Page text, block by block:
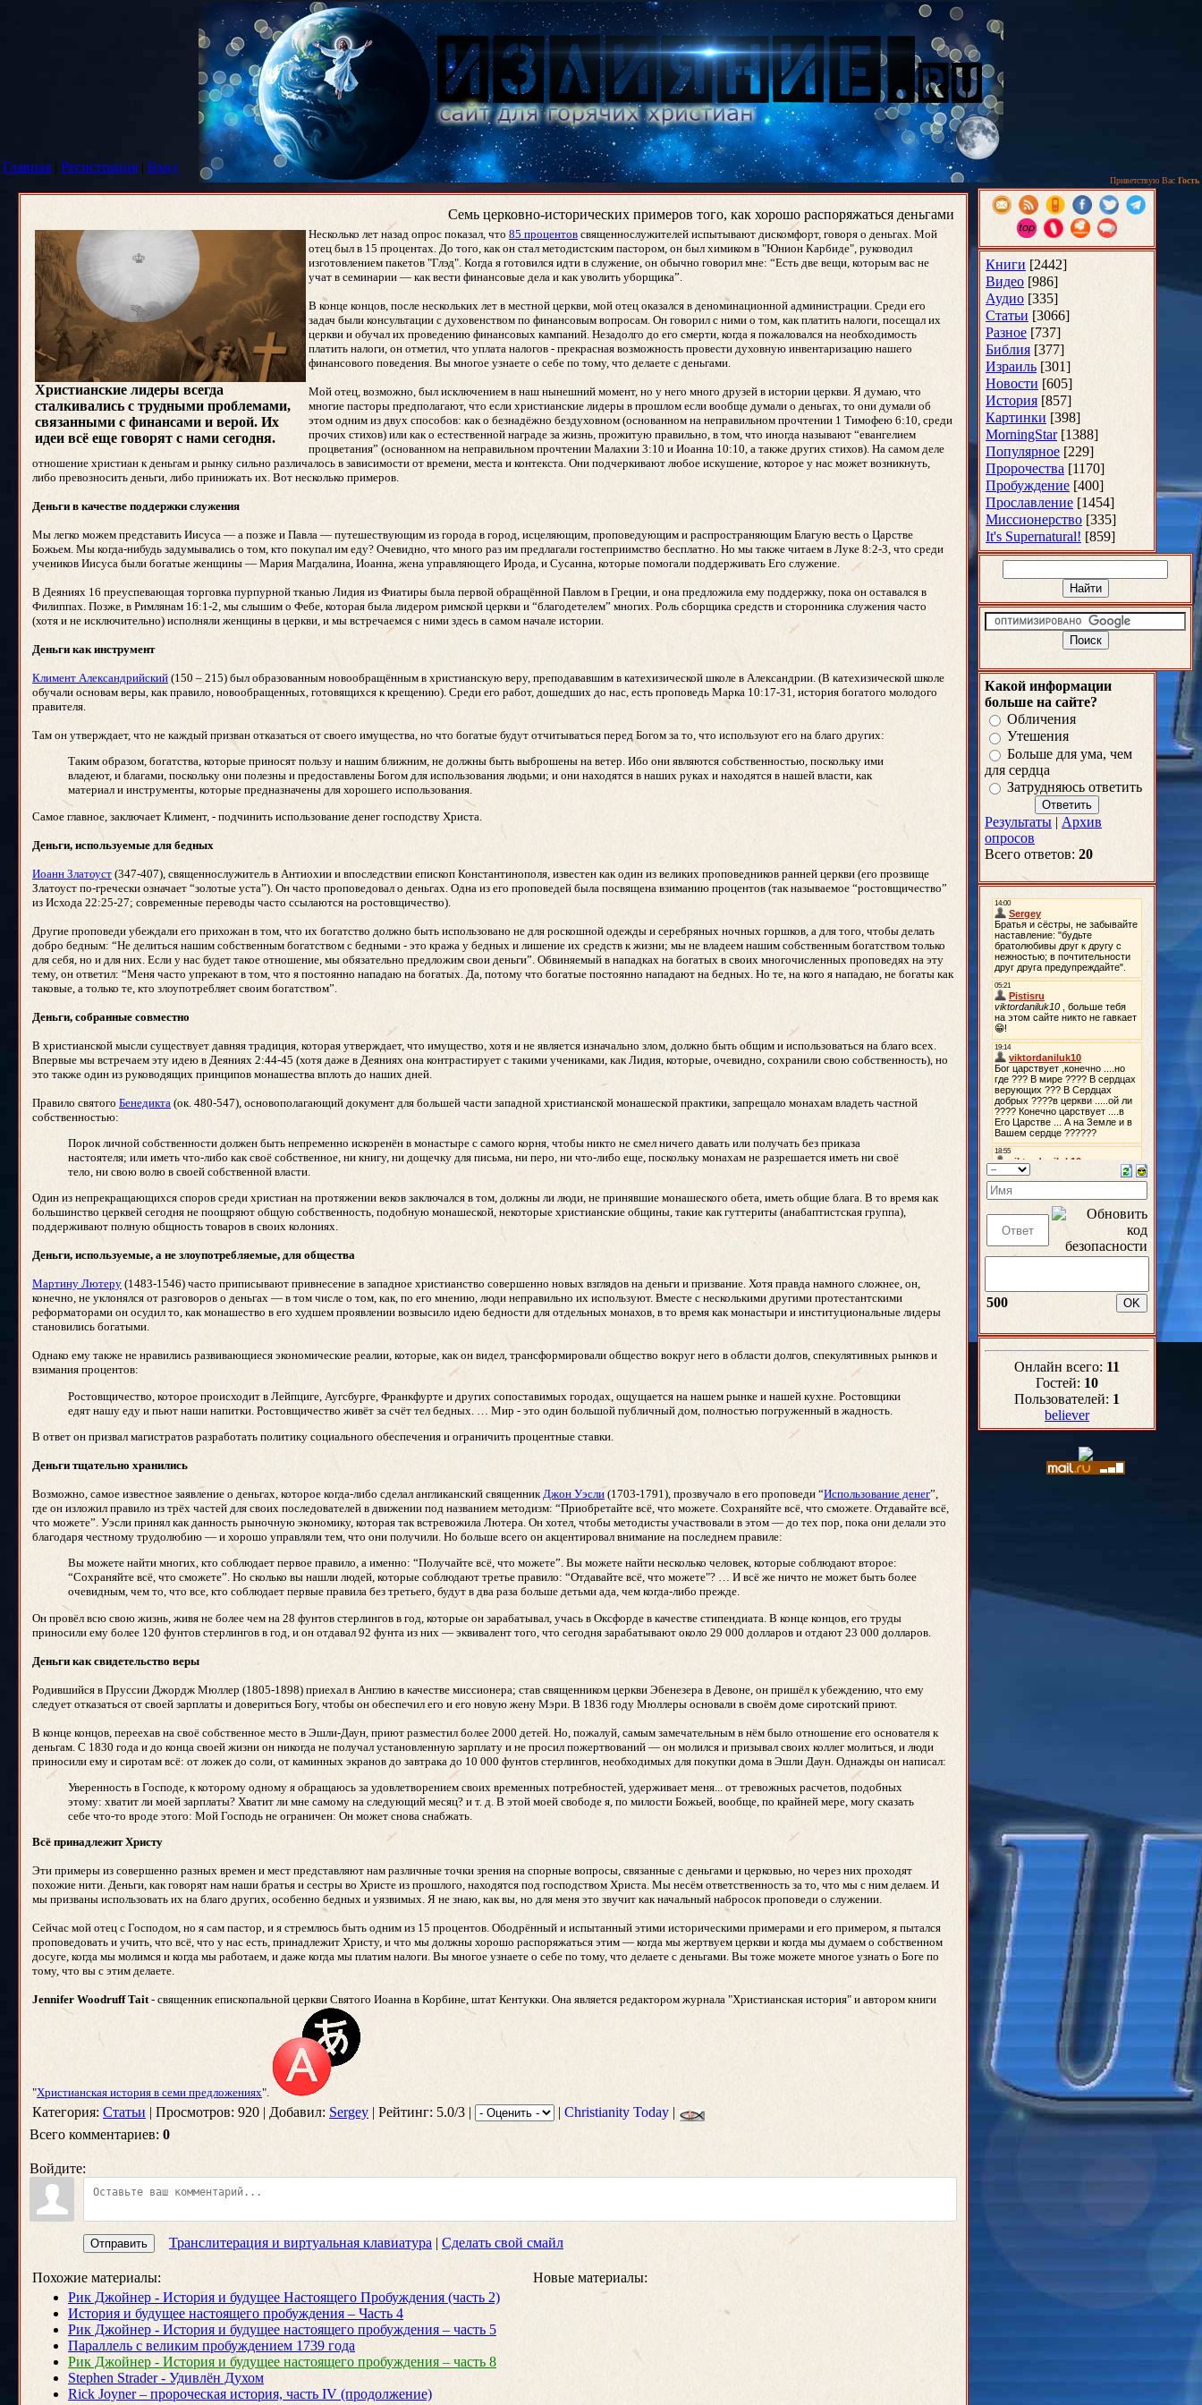
Главная | Регистрация | Вход
Приветствую Вас Гость
Семь церковно-исторических примеров того, как хорошо распоряжаться деньгами
Христианские лидеры всегда
сталкивались с трудными проблемами,
связанными с финансами и верой. Их
идеи всё еще говорят с нами сегодня.
Несколько лет назад опрос показал, что 85 процентов священнослужителей испытывают дискомфорт, говоря о деньгах. Мой
отец был в 15 процентах. До того, как он стал методистским пастором, он был химиком в "Юнион Карбиде", руководил
изготовлением пакетов "Глэд". Когда я готовился идти в служение, он обычно говорил мне: “Есть две вещи, которым вас не
учат в семинарии — как вести финансовые дела и как уволить уборщика”.
В конце концов, после нескольких лет в местной церкви, мой отец оказался в деноминационной администрации. Среди его
задач были консультации с духовенством по финансовым вопросам. Он говорил с ними о том, как платить налоги, посещал их
церкви и обучал их проведению финансовых кампаний. Незадолго до его смерти, когда я пожаловался на необходимость
платить налоги, он отметил, что уплата налогов - прекрасная возможность провести духовную инвентаризацию нашего
финансового поведения. Вы многое узнаете о себе по тому, что делаете с деньгами.
Мой отец, возможно, был исключением в наш нынешний момент, но у него много друзей в истории церкви. Я думаю, что
многие пасторы предполагают, что если христианские лидеры в прошлом если вообще думали о деньгах, то они думали об
этом одним из двух способов: как о безнадёжно бездуховном (основанном на неправильном прочтении 1 Тимофею 6:10, среди
прочих стихов) или как о естественной награде за жизнь, прожитую правильно, в том, что иногда называют “евангелием
процветания” (основанном на неправильном прочтении Малахии 3:10 и Иоанна 10:10, а также других стихов). На самом деле
отношение христиан к деньгам и рынку сильно различалось в зависимости от времени, места и контекста. Они подчеркивают любое искушение, которое у нас может возникнуть,
либо превозносить деньги, либо принижать их. Вот несколько примеров.
Деньги в качестве поддержки служения
Мы легко можем представить Иисуса — а позже и Павла — путешествующим из города в город, исцеляющим, проповедующим и распространяющим Благую весть о Царстве
Божьем. Мы когда-нибудь задумывались о том, кто покупал им еду? Очевидно, что много раз им предлагали гостеприимство бесплатно. Но мы также читаем в Луке 8:2-3, что среди
учеников Иисуса были богатые женщины — Мария Магдалина, Иоанна, жена управляющего Ирода, и Сусанна, которые помогали поддерживать Его служение.
В Деяниях 16 преуспевающая торговка пурпурной тканью Лидия из Фиатиры была первой обращённой Павлом в Греции, и она предложила ему поддержку, пока он оставался в
Филиппах. Позже, в Римлянам 16:1-2, мы слышим о Фебе, которая была лидером римской церкви и “благодетелем” многих. Роль сборщика средств и сторонника служения часто
(хотя и не исключительно) исполняли женщины в церкви, и мы встречаемся с ними здесь в самом начале истории.
Деньги как инструмент
Климент Александрийский (150 – 215) был образованным новообращённым в христианскую веру, преподававшим в катехизической школе в Александрии. (В катехизической школе
обучали основам веры, как правило, новообращенных, готовящихся к крещению). Среди его работ, дошедших до нас, есть проповедь Марка 10:17-31, история богатого молодого
правителя.
Там он утверждает, что не каждый призван отказаться от своего имущества, но что богатые будут отчитываться перед Богом за то, что используют его на благо других:
Таким образом, богатства, которые приносят пользу и нашим ближним, не должны быть выброшены на ветер. Ибо они являются собственностью, поскольку ими
владеют, и благами, поскольку они полезны и предоставлены Богом для использования людьми; и они находятся в наших руках и находятся в нашей власти, как
материал и инструменты, которые предназначены для хорошего использования.
Самое главное, заключает Климент, - подчинить использование денег господству Христа.
Деньги, используемые для бедных
Иоанн Златоуст (347-407), священнослужитель в Антиохии и впоследствии епископ Константинополя, известен как один из великих проповедников ранней церкви (его прозвище
Златоуст по-гречески означает “золотые уста”). Он часто проповедовал о деньгах. Одна из его проповедей была посвящена взиманию процентов (так называемое “ростовщичество”
из Исхода 22:25-27; современные переводы часто ссылаются на ростовщичество).
Другие проповеди убеждали его прихожан в том, что их богатство должно быть использовано не для роскошной одежды и серебряных ночных горшков, а для того, чтобы делать
добро бедным: “Не делиться нашим собственным богатством с бедными - это кража у бедных и лишение их средств к жизни; мы не владеем нашим собственным богатством только
для себя, но и для них. Если у нас будет такое отношение, мы обязательно предложим свои деньги”. Обвиняемый в нападках на богатых в своих многочисленных проповедях на эту
тему, он ответил: “Меня часто упрекают в том, что я постоянно нападаю на богатых. Да, потому что богатые постоянно нападают на бедных. Но те, на кого я нападаю, не богаты как
таковые, а только те, кто злоупотребляет своим богатством”.
Деньги, собранные совместно
В христианской мысли существует давняя традиция, которая утверждает, что имущество, хотя и не является изначально злом, должно быть общим и использоваться на благо всех.
Впервые мы встречаем эту идею в Деяниях 2:44-45 (хотя даже в Деяниях она контрастирует с такими учениками, как Лидия, которые, очевидно, сохранили свою собственность), но
это также один из руководящих принципов монашества вплоть до наших дней.
Правило святого Бенедикта (ок. 480-547), основополагающий документ для большей части западной христианской монашеской практики, запрещало монахам владеть частной
собственностью:
Порок личной собственности должен быть непременно искоренён в монастыре с самого корня, чтобы никто не смел ничего давать или получать без приказа
настоятеля; или иметь что-либо как своё собственное, ни книгу, ни дощечку для письма, ни перо, ни что-либо еще, поскольку монахам не разрешается иметь ни своё
тело, ни свою волю в своей собственной власти.
Один из непрекращающихся споров среди христиан на протяжении веков заключался в том, должны ли люди, не принявшие монашеского обета, иметь общие блага. В то время как
большинство церквей сегодня не поощряют общую собственность, подобную монашеской, некоторые христианские общины, такие как гуттериты (анабаптистская группа),
поддерживают полную общность товаров в своих колониях.
Деньги, используемые, а не злоупотребляемые, для общества
Мартину Лютеру (1483-1546) часто приписывают привнесение в западное христианство совершенно новых взглядов на деньги и призвание. Хотя правда намного сложнее, он,
конечно, не уклонялся от разговоров о деньгах — в том числе о том, как, по его мнению, люди неправильно их используют. Вместе с несколькими другими протестантскими
реформаторами он осудил то, как монашество в его худшем проявлении возвысило идею бедности для отдельных монахов, в то время как монастыри и институциональные лидеры
становились богатыми.
Однако ему также не нравились развивающиеся экономические реалии, которые, как он видел, трансформировали общество вокруг него в области долгов, спекулятивных рынков и
взимания процентов:
Ростовщичество, которое происходит в Лейпциге, Аугсбурге, Франкфурте и других сопоставимых городах, ощущается на нашем рынке и нашей кухне. Ростовщики
едят нашу еду и пьют наши напитки. Ростовщичество живёт за счёт тел бедных. … Мир - это один большой публичный дом, полностью погруженный в жадность.
В ответ он призвал магистратов разработать политику социального обеспечения и ограничить процентные ставки.
Деньги тщательно хранились
Возможно, самое известное заявление о деньгах, которое когда-либо сделал англиканский священник Джон Уэсли (1703-1791), прозвучало в его проповеди “Использование денег”,
где он изложил правило из трёх частей для своих последователей в движении под названием методизм: “Приобретайте всё, что можете. Сохраняйте всё, что сможете. Отдавайте всё,
что можете”. Уэсли принял как данность рыночную экономику, которая так встревожила Лютера. Он хотел, чтобы методисты участвовали в этом — до тех пор, пока они делали это
благодаря честному трудолюбию — и хорошо управляли тем, что они получили. Но больше всего он акцентировал внимание на последнем правиле:
Вы можете найти многих, кто соблюдает первое правило, а именно: “Получайте всё, что можете”. Вы можете найти несколько человек, которые соблюдают второе:
“Сохраняйте всё, что сможете”. Но сколько вы нашли людей, которые соблюдают третье правило: “Отдавайте всё, что можете"? … И всё же ничто не может быть более
очевидным, чем то, что все, кто соблюдает первые правила без третьего, будут в два раза больше детьми ада, чем когда-либо прежде.
Он провёл всю свою жизнь, живя не более чем на 28 фунтов стерлингов в год, которые он зарабатывал, учась в Оксфорде в качестве стипендиата. В конце концов, его труды
приносили ему более 120 фунтов стерлингов в год, и он отдавал 92 фунта из них — эквивалент того, что сегодня зарабатывают около 29 000 долларов и отдают 23 000 долларов.
Деньги как свидетельство веры
Родившийся в Пруссии Джордж Мюллер (1805-1898) приехал в Англию в качестве миссионера; став священником церкви Эбенезера в Девоне, он пришёл к убеждению, что ему
следует отказаться от своей зарплаты и довериться Богу, чтобы он обеспечил его и его новую жену Мэри. В 1836 году Мюллеры основали в своём доме сиротский приют.
В конце концов, переехав на своё собственное место в Эшли-Даун, приют разместил более 2000 детей. Но, пожалуй, самым замечательным в нём было отношение его основателя к
деньгам. С 1830 года и до конца своей жизни он никогда не получал установленную зарплату и не просил пожертвований — он молился и призывал своих коллег молиться, и люди
приносили ему и сиротам всё: от ложек до соли, от каминных экранов до завтрака до 10 000 фунтов стерлингов, необходимых для покупки дома в Эшли Даун. Однажды он написал:
Уверенность в Господе, к которому одному я обращаюсь за удовлетворением своих временных потребностей, удерживает меня... от тревожных расчетов, подобных
этому: хватит ли моей зарплаты? Хватит ли мне самому на следующий месяц? и т. д. В этой моей свободе я, по милости Божьей, вообще, по крайней мере, могу сказать
себе что-то вроде этого: Мой Господь не ограничен: Он может снова снабжать.
Всё принадлежит Христу
Эти примеры из совершенно разных времен и мест представляют нам различные точки зрения на спорные вопросы, связанные с деньгами и церковью, но через них проходят
похожие нити. Деньги, как говорят нам наши братья и сестры во Христе из прошлого, находятся под господством Христа. Мы несём ответственность за то, что мы с ним делаем. И
мы призваны использовать их на благо других, особенно бедных и уязвимых. Я не знаю, как вы, но для меня это звучит как начальный набросок проповеди о служении.
Сейчас мой отец с Господом, но я сам пастор, и я стремлюсь быть одним из 15 процентов. Ободрённый и испытанный этими историческими примерами и его примером, я пытался
проповедовать и учить, что всё, что у нас есть, принадлежит Христу, и что мы должны хорошо распоряжаться этим — когда мы жертвуем церкви и когда мы думаем о собственном
досуге, когда мы молимся и когда мы работаем, и даже когда мы платим налоги. Вы многое узнаете о себе по тому, что делаете с деньгами. Вы тоже можете многое узнать о Боге по
тому, что вы с этим делаете.
Jennifer Woodruff Tait- священник епископальной церкви Святого Иоанна в Корбине, штат Кентукки. Она является редактором журнала "Христианская история" и автором книги
"Христианская история в семи предложениях".
Категория: Статьи | Просмотров: 920 | Добавил: Sergey | Рейтинг: 5.0/3 | | Christianity Today |
Всего комментариев: 0
Войдите:
Отправить Транслитерация и виртуальная клавиатура | Сделать свой смайл
Похожие материалы:
Новые материалы:
Рик Джойнер - История и будущее Настоящего Пробуждения (часть 2)
История и будущее настоящего пробуждения – Часть 4
Рик Джойнер - История и будущее настоящего пробуждения – часть 5
Параллель с великим пробуждением 1739 года
Рик Джойнер - История и будущее настоящего пробуждения – часть 8
Stephen Strader - Удивлён Духом
Rick Joyner – пророческая история, часть IV (продолжение)
Книги [2442]
Видео [986]
Аудио [335]
Статьи [3066]
Разное [737]
Библия [377]
Израиль [301]
Новости [605]
История [857]
Картинки [398]
MorningStar [1388]
Популярное [229]
Пророчества [1170]
Пробуждение [400]
Прославление [1454]
Миссионерство [335]
It's Supernatural! [859]
Какой информации
больше на сайте?
Обличения
Утешения
Больше для ума, чем
для сердца
Затрудняюсь ответить
Результаты | Архив
опросов
Всего ответов: 20
500
Онлайн всего: 11
Гостей: 10
Пользователей: 1
believer